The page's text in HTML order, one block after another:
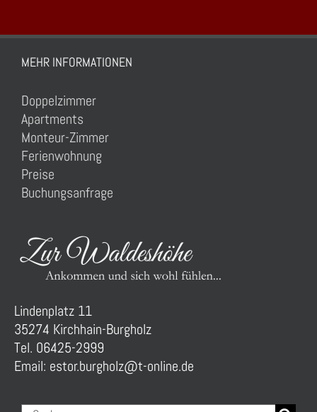
MEHR INFORMATIONEN
Doppelzimmer
Apartments
Monteur-Zimmer
Ferienwohnung
Preise
Buchungsanfrage
Lindenplatz 11
35274 Kirchhain-Burgholz
Tel. 06425-2999
Email: estor.burgholz@t-online.de